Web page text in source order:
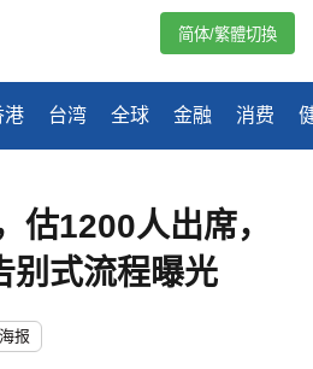
港 台湾 全球 金融 消费
简体/繁體切換
估1200人出席，
别式流程曝光
报